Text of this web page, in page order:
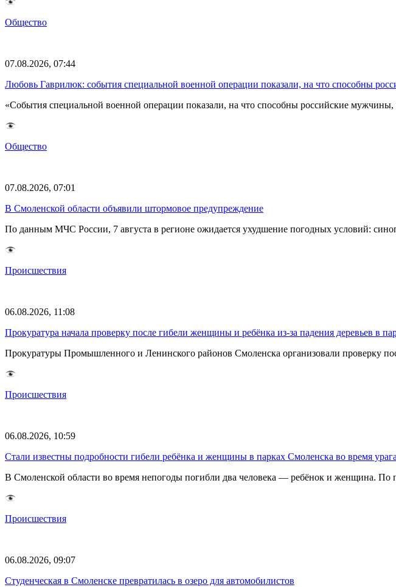
Общество
07.08.2026, 07:44
Любовь Гаврилюк: события специальной военной операции показали, на что способны
«События специальной военной операции показали, на что способны российские
Общество
07.08.2026, 07:01
В Смоленской области объявили штормовое предупреждение
По данным МЧС России, 7 августа в регионе ожидается ухудшение погодных условий:
Происшествия
06.08.2026, 11:08
Прокуратура начала проверку после гибели женщины и ребёнка из-за падения деревьев в
Прокуратуры Промышленного и Ленинского районов Смоленска организовали проверку
Происшествия
06.08.2026, 10:59
Стали известны подробности гибели ребёнка и женщины в парках Смоленска во время
В Смоленской области во время непогоды погибли два человека — ребёнок и женщина.
Происшествия
06.08.2026, 09:07
Студенческая в Смоленске превратилась в озеро для автомобилистов